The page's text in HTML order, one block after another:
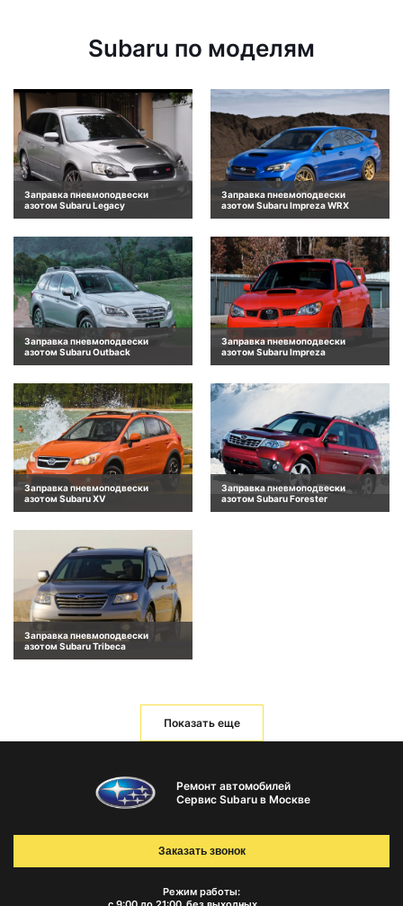
Subaru по моделям
Заправка пневмоподвески
азотом Subaru Legacy
Заправка пневмоподвески
азотом Subaru Impreza WRX
Заправка пневмоподвески
азотом Subaru Outback
Заправка пневмоподвески
азотом Subaru Impreza
Заправка пневмоподвески
азотом Subaru XV
Заправка пневмоподвески
азотом Subaru Forester
Заправка пневмоподвески
азотом Subaru Tribeca
Показать еще
Ремонт автомобилей
Сервис Subaru в Москве
Режим работы:
Заказать звонок